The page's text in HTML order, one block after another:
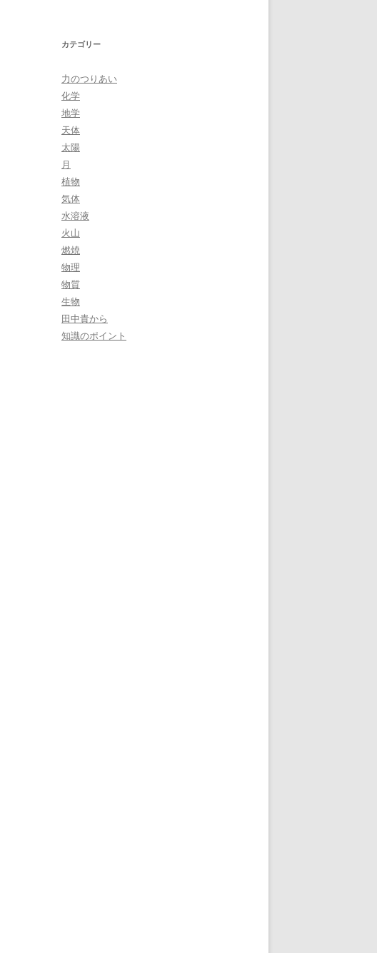
カテゴリー
力のつりあい
化学
地学
天体
太陽
月
植物
気体
水溶液
火山
燃焼
物理
物質
生物
田中貴から
知識のポイント